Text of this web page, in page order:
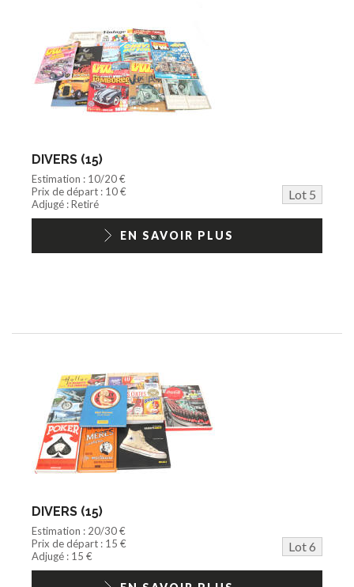
DIVERS (15)
Estimation : 10/20 €
Prix de départ : 10 €
Lot 5
Adjugé : Retiré
EN SAVOIR PLUS
DIVERS (15)
Estimation : 20/30 €
Prix de départ : 15 €
Lot 6
Adjugé : 15 €